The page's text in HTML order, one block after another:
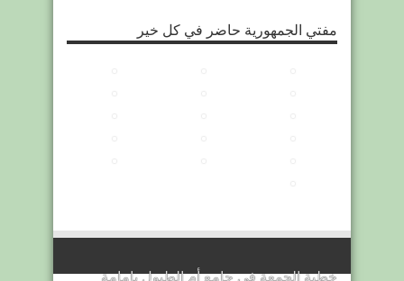
مفتي الجمهورية حاضر في كل خير
خطبة الجمعة في جامع أم الطبول بإمامة